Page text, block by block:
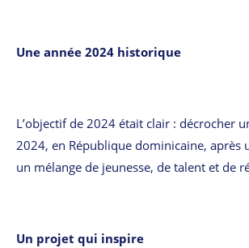
Une année 2024 historique
L’objectif de 2024 était clair : décrocher
2024, en République dominicaine, après
un mélange de jeunesse, de talent et de
Un projet qui inspire